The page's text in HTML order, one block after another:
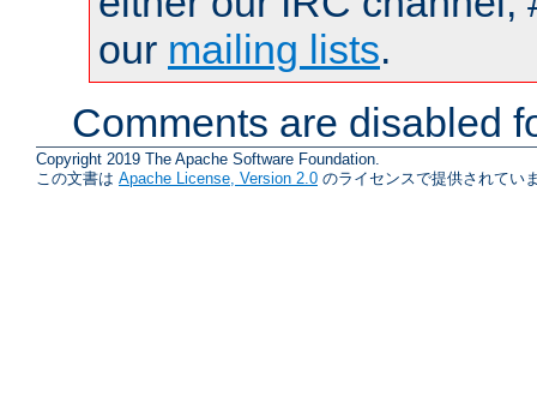
our mailing lists.
Comments are disabled
Copyright 2019 The Apache Software Foundation.
この文書は Apache License, Version 2.0 のライセンスで提供されてい